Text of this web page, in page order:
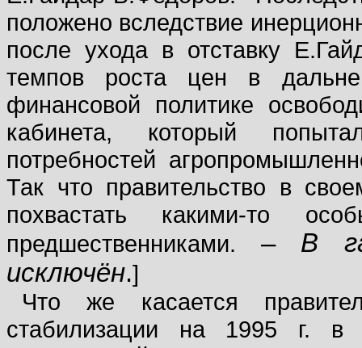
положено вследствие
после ухода в отставку
темпов роста цен в
финансовой политике
кабинета, который
потребностей
Так что правительство в
похвастать какими-то
предшественниками. – В
исключён.]
Что же касается
стабилизации на 1995 г.